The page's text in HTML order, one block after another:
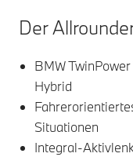
Der
BMW
Hybrid
Situationen
Integral-